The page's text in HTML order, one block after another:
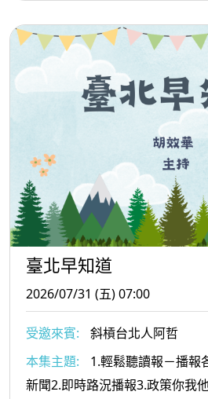
臺北早知道
2026/07/31 (五) 07:00
受邀來賓:
斜槓台北人阿哲
本集主題:
1.輕鬆聽讀報－播報
新聞2.即時路況播報3.政策你我